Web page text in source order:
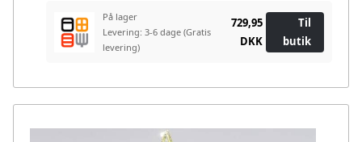
På lager
Levering: 3-6 dage (Gratis
levering)
729,95
DKK
Til
butik